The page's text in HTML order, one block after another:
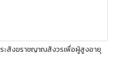
ะสังฆราชญาณสังวรเพื่อผู้สูงอายุ